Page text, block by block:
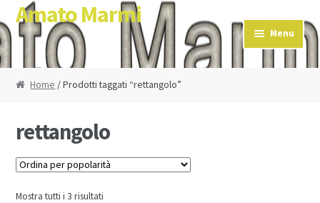
Skip to navigation
Skip to content
Amato Marmi
Menu
Home / Prodotti taggati “rettangolo”
rettangolo
Mostra tutti i 3 risultati